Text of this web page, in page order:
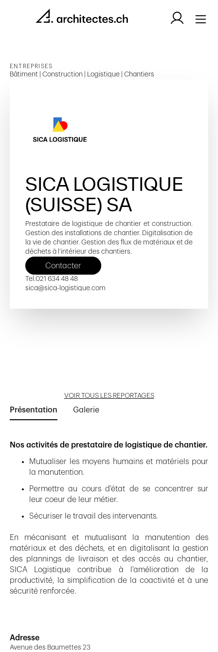
ENTREPRISES
Bâtiment | Construction | Logistique | Chantiers
SICA LOGISTIQUE
(SUISSE) SA
Prestataire de logistique de chantier et construction.
Gestion des installations de chantier. Digitalisation de
la vie de chantier. Gestion des flux de matériaux et de
déchets à l’intérieur des chantiers.
Contacter
Tel.021 634 48 48
sica@sica-logistique.com
VOIR TOUS LES REPORTAGES
Présentation Galerie
Nos activités de prestataire de logistique de chantier.
Mutualiser les moyens humains et matériels pour
la manutention.
Permettre au cours d'état de se concentrer sur
leur coeur de leur métier.
Sécuriser le travail des intervenants.
En mécanisant et mutualisant la manutention des
matériaux et des déchets, et en digitalisant la gestion
des plannings de livraison et des accès au chantier,
SICA Logistique contribue à l'amélioration de la
productivité, la simplification de la coactivité et à une
sécurité renforcée.
Adresse
Avenue des Baumettes 23